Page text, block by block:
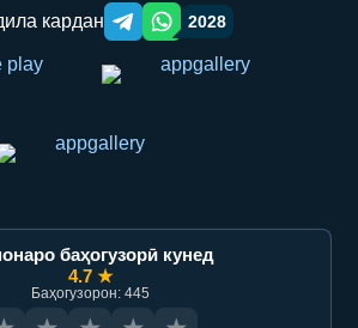
кардан Telegram orqali ulashish
WhatsApp orqali ulashish
2028
баҳогузорӣ кунед
4.7 ★
Баҳогузорон: 445